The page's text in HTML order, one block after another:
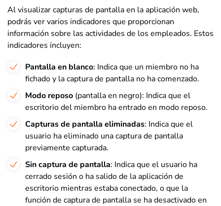
Al visualizar capturas de pantalla en la aplicación web,
podrás ver varios indicadores que proporcionan
información sobre las actividades de los empleados. Estos
indicadores incluyen:
Pantalla en blanco: Indica que un miembro no ha
fichado y la captura de pantalla no ha comenzado.
Modo reposo (pantalla en negro): Indica que el
escritorio del miembro ha entrado en modo reposo.
Capturas de pantalla eliminadas: Indica que el
usuario ha eliminado una captura de pantalla
previamente capturada.
Sin captura de pantalla: Indica que el usuario ha
cerrado sesión o ha salido de la aplicación de
escritorio mientras estaba conectado, o que la
función de captura de pantalla se ha desactivado en